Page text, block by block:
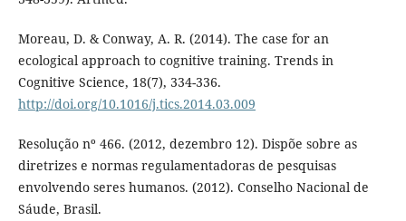
Moreau, D. & Conway, A. R. (2014). The case for an
ecological approach to cognitive training. Trends in
Cognitive Science, 18(7), 334-336.
http://doi.org/10.1016/j.tics.2014.03.009
Resolução nº 466. (2012, dezembro 12). Dispõe sobre as
diretrizes e normas regulamentadoras de pesquisas
envolvendo seres humanos. (2012). Conselho Nacional de
Sáude, Brasil.